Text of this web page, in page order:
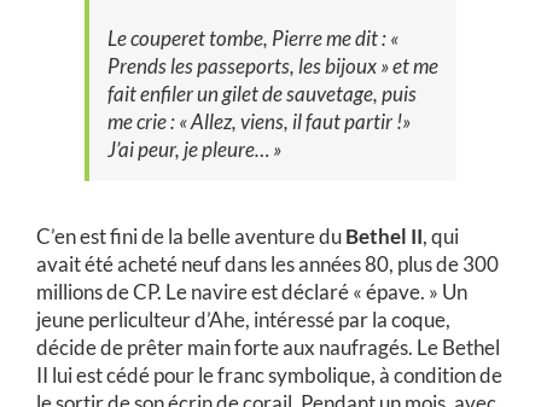
Le couperet tombe, Pierre me dit : «
Prends les passeports, les bijoux » et me
fait enfiler un gilet de sauvetage, puis
me crie : « Allez, viens, il faut partir !»
J’ai peur, je pleure… »
C’en est fini de la belle aventure duBethel II, qui
avait été acheté neuf dans les années 80, plus de 300
millions de CP. Le navire est déclaré « épave. » Un
jeune perliculteur d’Ahe, intéressé par la coque,
décide de prêter main forte aux naufragés. Le Bethel
II lui est cédé pour le franc symbolique, à condition de